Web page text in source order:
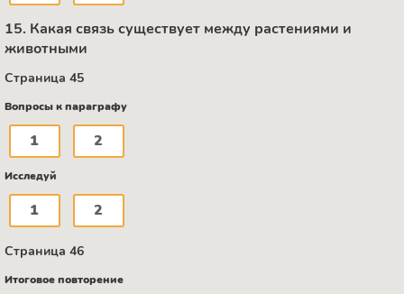
15. Какая связь существует между растениями и
животными
Страница 45
Вопросы к параграфу
1 2
Исследуй
1 2
Страница 46
Итоговое повторение